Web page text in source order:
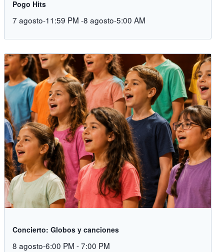
Pogo Hits
7 agosto-11:59 PM -8 agosto-5:00 AM
Concierto: Globos y canciones
8 agosto-6:00 PM -7:00 PM